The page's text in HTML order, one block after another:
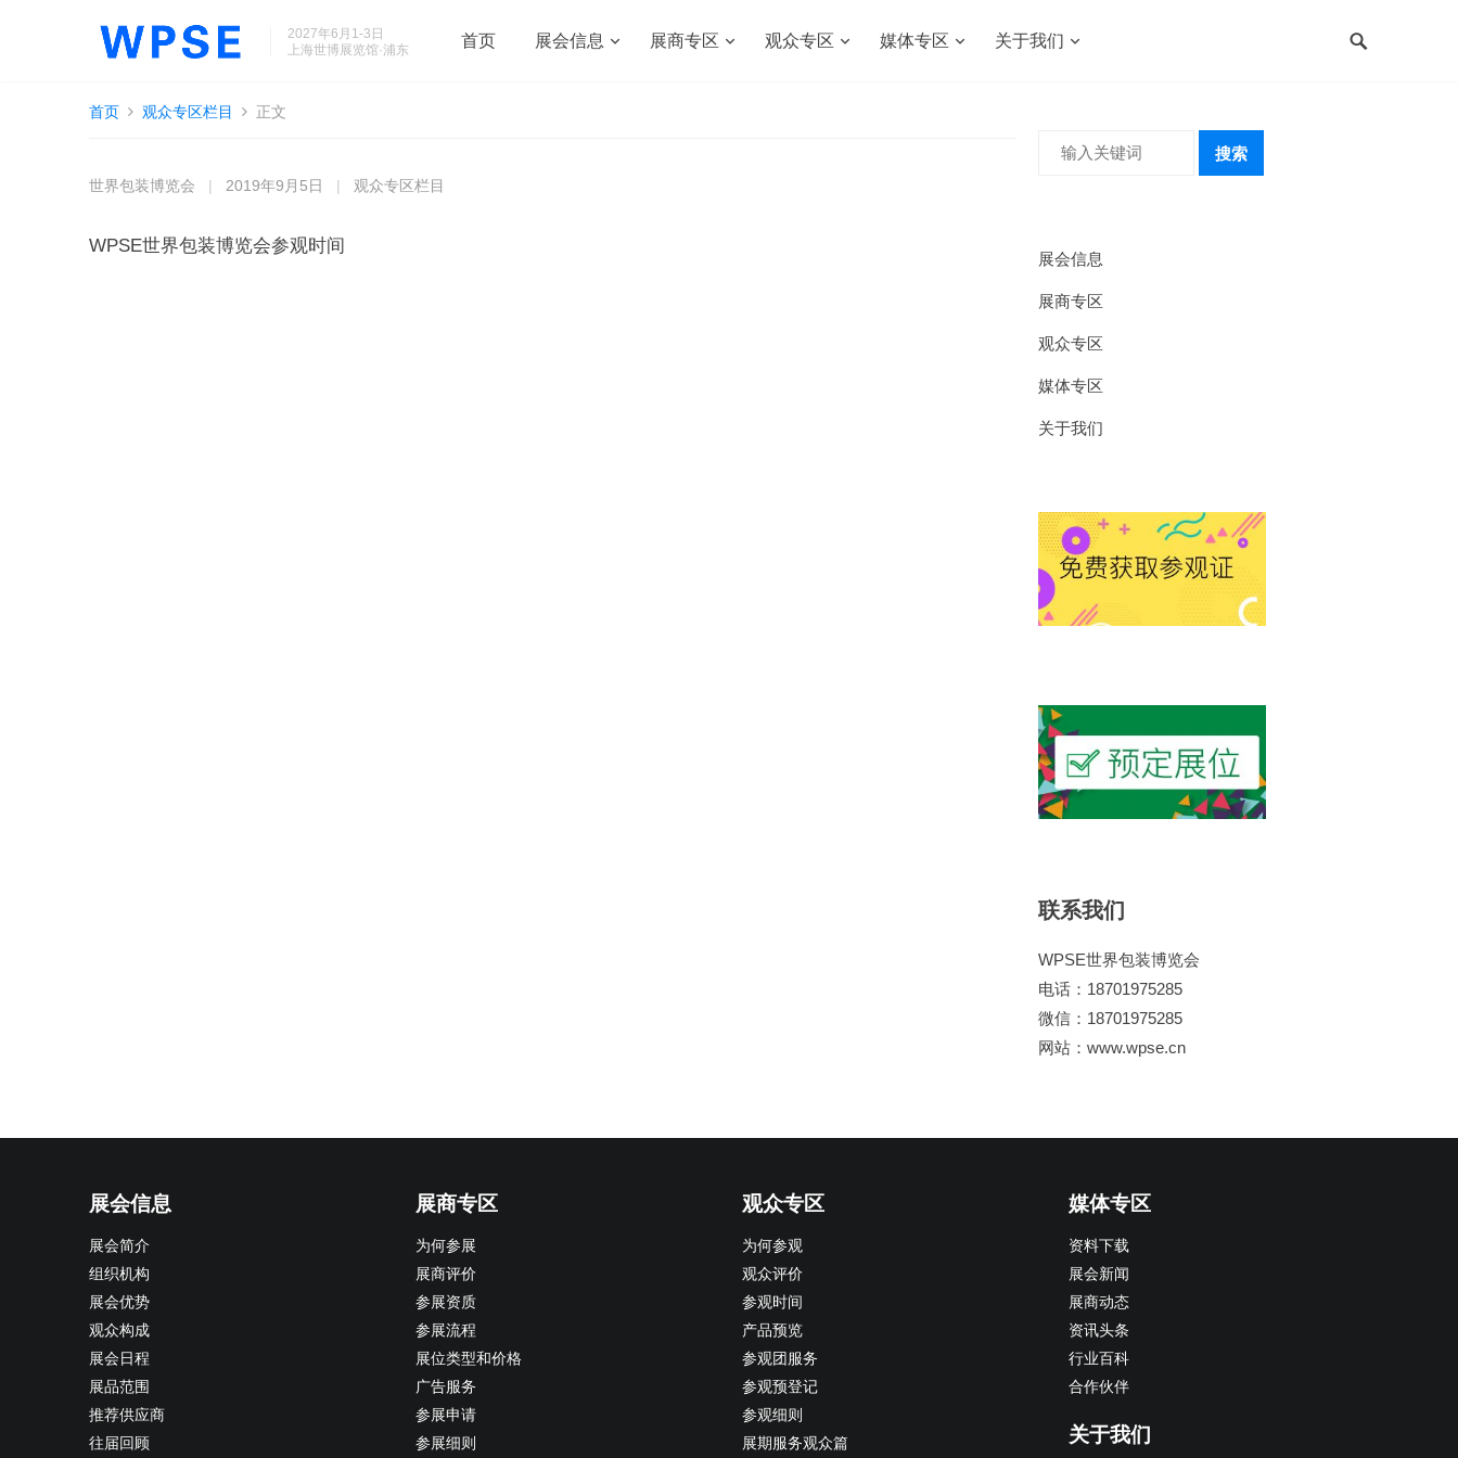
2027年6月1-3日
上海世博展览馆·浦东
首页 展会信息 展商专区 观众专区 媒体专区 关于我们
首页 观众专区栏目 正文
世界包装博览会 2019年9月5日 观众专区栏目
WPSE世界包装博览会参观时间
搜索
展会信息
展商专区
观众专区
媒体专区
关于我们
联系我们
WPSE世界包装博览会
电话：18701975285
微信：18701975285
网站：www.wpse.cn
展会信息
展会简介
组织机构
展会优势
观众构成
展会日程
展品范围
推荐供应商
往届回顾
展商专区
为何参展
展商评价
参展资质
参展流程
展位类型和价格
广告服务
参展申请
参展细则
观众专区
为何参观
观众评价
参观时间
产品预览
参观团服务
参观预登记
参观细则
展期服务观众篇
媒体专区
资料下载
展会新闻
展商动态
资讯头条
行业百科
合作伙伴
关于我们